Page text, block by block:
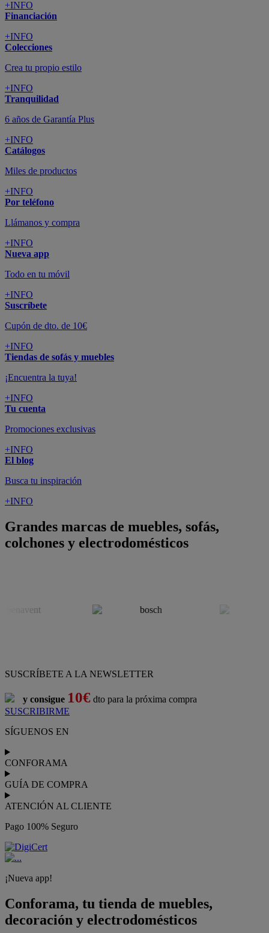
+INFO
Financiación
+INFO
Colecciones
Crea tu propio estilo
+INFO
Tranquilidad
6 años de Garantía Plus
+INFO
Catálogos
Miles de productos
+INFO
Por teléfono
Llámanos y compra
+INFO
Nueva app
Todo en tu móvil
+INFO
Suscríbete
Cupón de dto. de 10€
+INFO
Tiendas de sofás y muebles
¡Encuentra la tuya!
+INFO
Tu cuenta
Promociones exclusivas
+INFO
El blog
Busca tu inspiración
+INFO
Grandes marcas de muebles, sofás,
colchones y electrodomésticos
SUSCRÍBETE A LA NEWSLETTER
y consigue 10€ dto para la próxima compra
SUSCRIBIRME
SÍGUENOS EN
CONFORAMA
GUÍA DE COMPRA
ATENCIÓN AL CLIENTE
Pago 100% Seguro
¡Nueva app!
Conforama, tu tienda de muebles,
decoración y electrodomésticos